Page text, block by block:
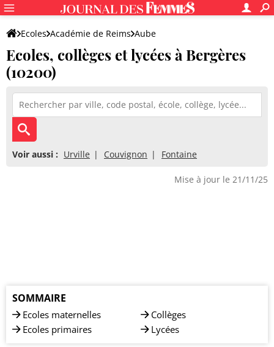
Ecoles Académie de Reims Aube
Ecoles, collèges et lycées à Bergères
(10200)
Voir aussi : Urville Couvignon Fontaine
Mise à jour le 21/11/25
SOMMAIRE
Ecoles maternelles
Ecoles primaires
Collèges
Lycées